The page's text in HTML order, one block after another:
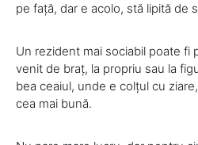
pe față, dar e acolo, stă lipită de
Un rezident mai sociabil poate fi
venit de braț, la propriu sau la
bea ceaiul, unde e colțul cu
cea mai bună.